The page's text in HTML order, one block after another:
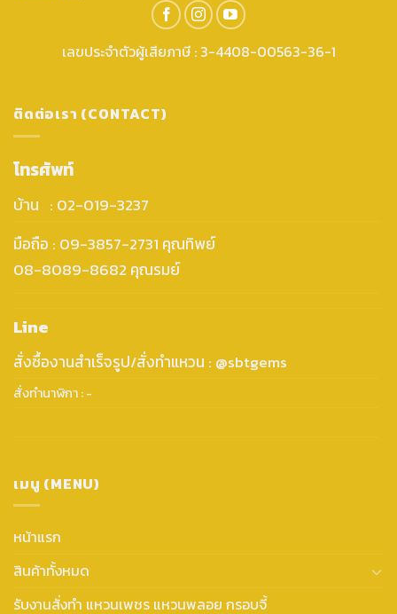
เลขประจำตัวผู้เสียภาษี : 3-4408-00563-36-1
ติดต่อเรา (CONTACT)
โทรศัพท์
บ้าน : 02-019-3237
มือถือ : 09-3857-2731 คุณทิพย์
08-8089-8682 คุณรมย์
Line
สั่งซื้องานสำเร็จรูป/สั่งทำแหวน : @sbtgems
สั่งทำนาฬิกา : -
เมนู (MENU)
หน้าแรก
สินค้าทั้งหมด
รับงานสั่งทำ แหวนเพชร แหวนพลอย กรอบจี้